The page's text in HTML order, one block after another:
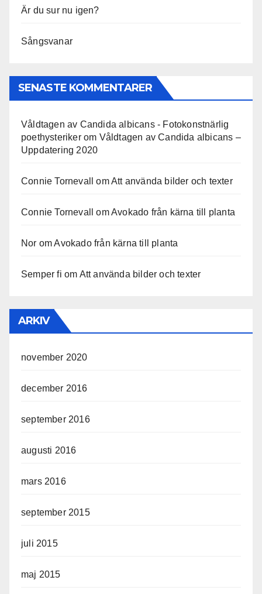
Är du sur nu igen?
Sångsvanar
SENASTE KOMMENTARER
Våldtagen av Candida albicans - Fotokonstnärlig
poethysterikerom Våldtagen av Candida albicans –
Uppdatering 2020
Connie Tornevall omAtt använda bilder och texter
Connie Tornevall omAvokado från kärna till planta
Nor omAvokado från kärna till planta
Semper fi om Att använda bilder och texter
ARKIV
november 2020
december 2016
september 2016
augusti 2016
mars 2016
september 2015
juli 2015
maj 2015